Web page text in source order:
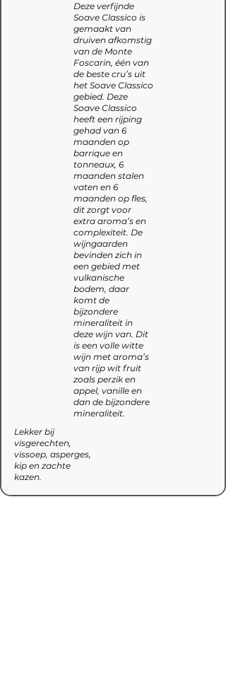
Deze verfijnde
Soave Classico is
gemaakt van
druiven afkomstig
van de Monte
Foscarin, één van
de beste cru’s uit
het Soave Classico
gebied. Deze
Soave Classico
heeft een rijping
gehad van 6
maanden op
barrique en
tonneaux, 6
maanden stalen
vaten en 6
maanden op fles,
dit zorgt voor
extra aroma’s en
complexiteit. De
wijngaarden
bevinden zich in
een gebied met
vulkanische
bodem, daar
komt de
bijzondere
mineraliteit in
deze wijn van. Dit
is een volle witte
wijn met aroma’s
van rijp wit fruit
zoals perzik en
appel, vanille en
dan de bijzondere
mineraliteit.
Lekker bij
visgerechten,
vissoep, asperges,
kip en zachte
kazen.